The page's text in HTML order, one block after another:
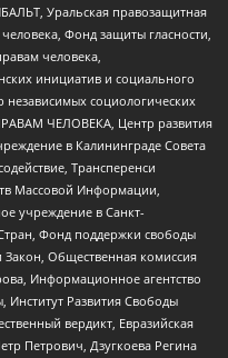
Уральская правозащитная
Фонд защиты гласности,
человека,
инициатив и социального
независимых социологических
ЧЕЛОВЕКА, Центр развития
в Калининграде Совета
Трансперенси
Массовой Информации,
учреждение в Санкт-
Фонд поддержки свободы
Закон, Общественная комиссия
Информационное агентство
Развития Свободы
вердикт, Евразийская
Петрович, Дзугкоева Регина